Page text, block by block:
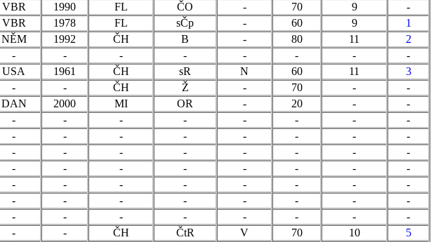
VBR 1990 FL ČO - 70 9
-
VBR 1978 FL sČp - 60 9
1
NĚM 1992 ČH B - 80 11
2
- - - - - - -
-
USA 1961 ČH sR N 60 11
3
- - ČH Ž - 70 -
-
DAN 2000 MI OR - 20 -
-
- - - - - - -
-
- - - - - - -
-
- - - - - - -
-
- - - - - - -
-
- - - - - - -
-
- - - - - - -
-
- - - - - - -
-
- - ČH ČtR V 70 10
5